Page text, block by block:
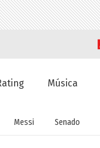
Música
Messi Senado